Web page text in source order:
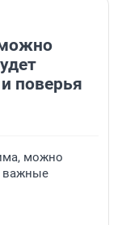
можно
поверья
можно
важные